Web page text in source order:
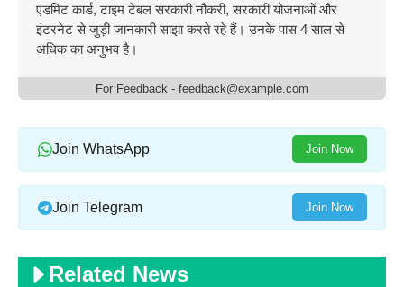
एडमिट कार्ड, टाइम टेबल सरकारी नौकरी, सरकारी योजनाओं और
इंटरनेट से जुड़ी जानकारी साझा करते रहे हैं। उनके पास 4 साल से
अधिक का अनुभव है।
For Feedback - feedback@example.com
Join WhatsApp Join Now
Join Telegram Join Now
Related News